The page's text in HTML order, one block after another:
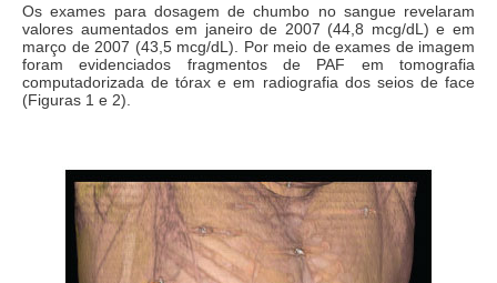
Os exames para dosagem de chumbo no sangue revelaram
valores aumentados em janeiro de 2007 (44,8 mcg/dL) e em
março de 2007 (43,5 mcg/dL). Por meio de exames de imagem
foram evidenciados fragmentos de PAF em tomografia
computadorizada de tórax e em radiografia dos seios de face
(Figuras 1 e 2).